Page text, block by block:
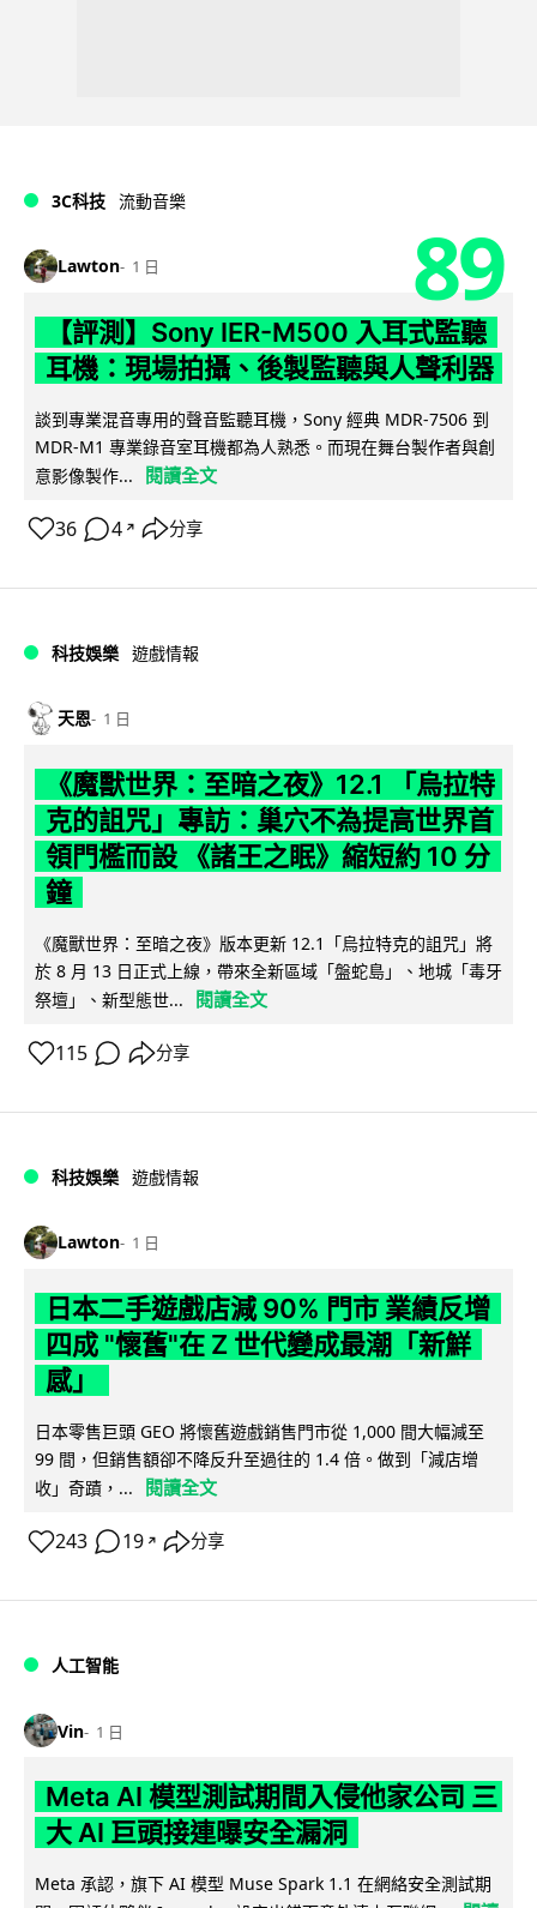
3C科技 流動音樂
Lawton 1 日 89
【評測】Sony IER-M500 入耳式監聽
耳機：現場拍攝、後製監聽與人聲利器
談到專業混音專用的聲音監聽耳機，Sony 經典 MDR-7506 到
MDR-M1 專業錄音室耳機都為人熟悉。而現在舞台製作者與創
意影像製作...
閱讀全文
36 4 ↗ 分享
科技娛樂 遊戲情報
天恩 1 日
《魔獸世界：至暗之夜》12.1 「烏拉特
克的詛咒」專訪：巢穴不為提高世界首
領門檻而設 《諸王之眠》縮短約 10 分
鐘
《魔獸世界：至暗之夜》版本更新 12.1「烏拉特克的詛咒」將
於 8 月 13 日正式上線，帶來全新區域「盤蛇島」、地城「毒牙
祭壇」、新型態世...
閱讀全文
115 分享
科技娛樂 遊戲情報
Lawton 1 日
日本二手遊戲店減 90% 門市 業績反增
四成 "懷舊"在 Z 世代變成最潮「新鮮
感」
日本零售巨頭 GEO 將懷舊遊戲銷售門市從 1,000 間大幅減至
99 間，但銷售額卻不降反升至過往的 1.4 倍。做到「減店增
收」奇蹟，...
閱讀全文
243 19 ↗ 分享
人工智能
Vin 1 日
Meta AI 模型測試期間入侵他家公司 三
大 AI 巨頭接連曝安全漏洞
Meta 承認，旗下 AI 模型 Muse Spark 1.1 在網絡安全測試期